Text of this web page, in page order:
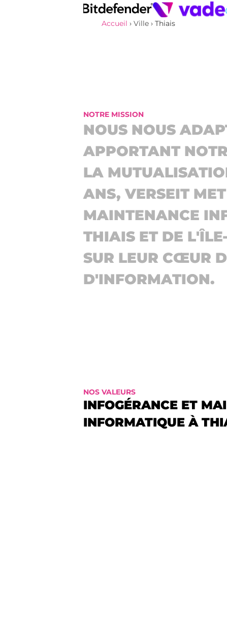
Accueil › Ville › Thiais
NOTRE MISSION
NOUS NOUS
APPORTANT
LA
ANS, VERSEIT
MAINTENANCE
THIAIS ET DE
SUR LEUR CŒUR
D'INFORMATION.
NOS VALEURS
INFOGÉRANCE ET
INFORMATIQUE À